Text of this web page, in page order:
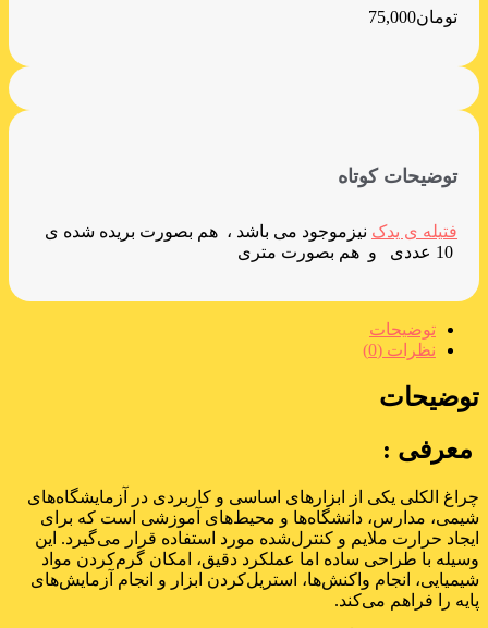
تومان75,000
توضیحات کوتاه
فتیله ی یدک نیزموجود می باشد ، هم بصورت بریده شده ی
توضیحات
نظرات (0)
توضیحات
معرفی :
چراغ الکلی یکی از ابزارهای اساسی و کاربردی در آزمایشگاه‌های
شیمی، مدارس، دانشگاه‌ها و محیط‌های آموزشی است که برای
ایجاد حرارت ملایم و کنترل‌شده مورد استفاده قرار می‌گیرد. این
وسیله با طراحی ساده اما عملکرد دقیق، امکان گرم‌کردن مواد
شیمیایی، انجام واکنش‌ها، استریل‌کردن ابزار و انجام آزمایش‌های
پایه را فراهم می‌کند.